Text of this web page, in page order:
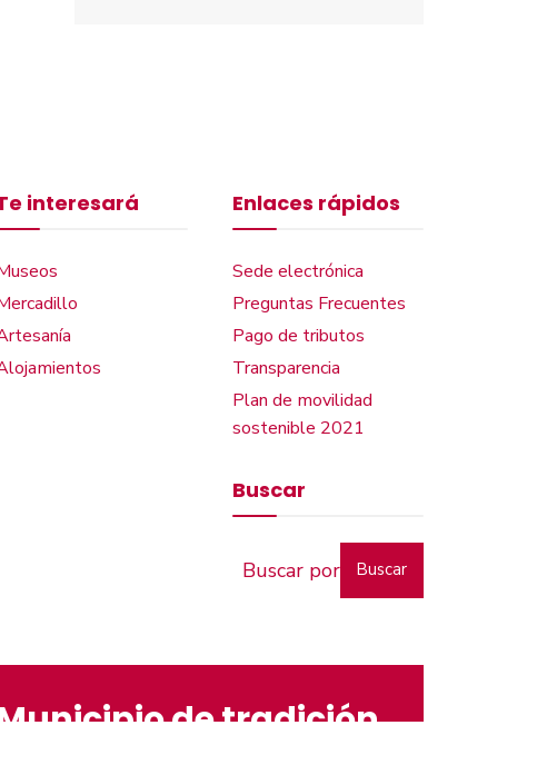
interesará Enlaces rápidos
Sede electrónica
Preguntas Frecuentes
Pago de tributos
Transparencia
Plan de movilidad
sostenible 2021
Buscar
Buscar
de tradición